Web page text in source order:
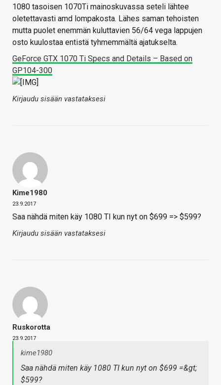
1080 tasoisen 1070Ti mainoskuvassa seteli lähtee
oletettavasti amd lompakosta. Lähes saman tehoisten
mutta puolet enemmän kuluttavien 56/64 vega lappujen
osto kuulostaa entistä tyhmemmältä ajatukselta.
GeForce GTX 1070 Ti Specs and Details – Based on
GP104-300
Kirjaudu sisään vastataksesi
Kime1980
23.9.2017
Saa nähdä miten käy 1080 TI kun nyt on $699 => $599?
Kirjaudu sisään vastataksesi
Ruskorotta
23.9.2017
kime1980
Saa nähdä miten käy 1080 TI kun nyt on $699 =&gt;
$599?